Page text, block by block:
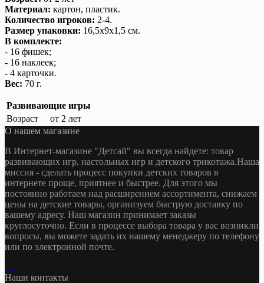
Материал: картон, пластик.
Количество игроков: 2-4.
Размер упаковки: 16,5x9x1,5 см.
В комплекте:
- 16 фишек;
- 16 наклеек;
- 4 карточки.
Вес: 70 г.
Развивающие игры
Возраст
от 2 лет
О нашем магазине
В Интернет-магазине "Детсай" вы всегда найдете: товар
развивающих игр, настольных игр и детского трикотажа.Наша
миссия - сделать процесс покупки детских товаров в
интернете проще, приятнее и быстрее. Для этого мы
постоянно работаем над расширением ассортимента, снижаем
цены на детские товары, организуем быструю доставку по
вашему адресу. Наш магазин принимает заказы
круглосуточно. Если в процессе выбора товара у вас возникли
вопросы, вы можете задать их нашему менеджеру по телефону
или по электронной почте.
Наши контакты